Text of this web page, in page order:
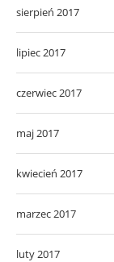
sierpień 2017
lipiec 2017
czerwiec 2017
maj 2017
kwiecień 2017
marzec 2017
luty 2017